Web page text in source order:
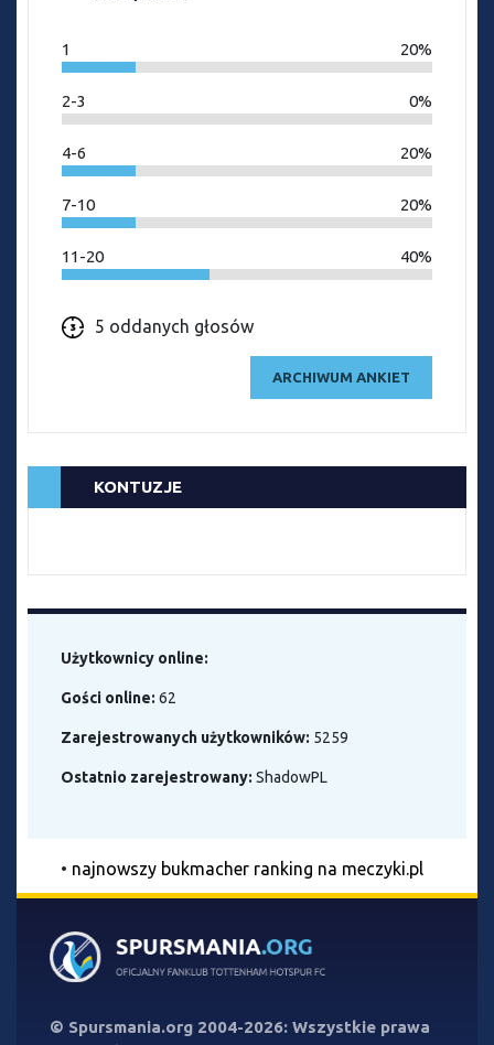
1 20%
2-3 0%
4-6 20%
7-10 20%
11-20 40%
5 oddanych głosów
ARCHIWUM ANKIET
KONTUZJE
Użytkownicy online:
Gości online: 62
Zarejestrowanych użytkowników: 5259
Ostatnio zarejestrowany: ShadowPL
• najnowszy bukmacher ranking na meczyki.pl
© Spursmania.org 2004-2026: Wszystkie prawa